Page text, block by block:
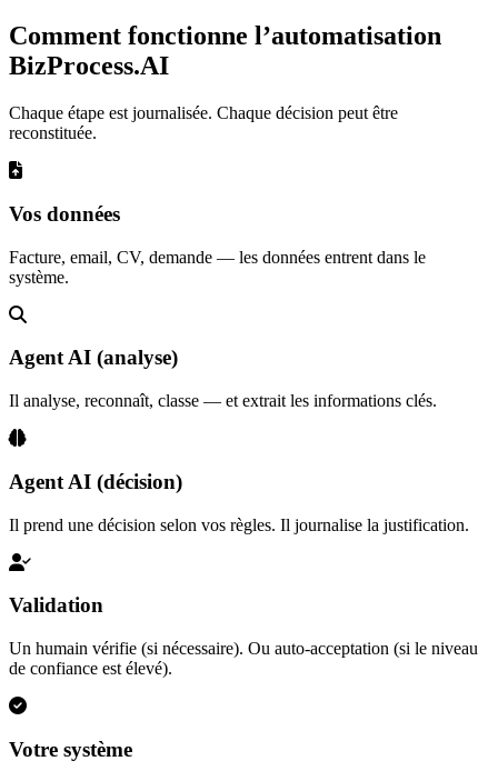
Comment fonctionne l’automatisation
BizProcess.AI
Chaque étape est journalisée. Chaque décision peut être
reconstituée.
Vos données
Facture, email, CV, demande — les données entrent dans le
système.
Agent AI (analyse)
Il analyse, reconnaît, classe — et extrait les informations clés.
Agent AI (décision)
Il prend une décision selon vos règles. Il journalise la justification.
Validation
Un humain vérifie (si nécessaire). Ou auto-acceptation (si le niveau
de confiance est élevé).
Votre système